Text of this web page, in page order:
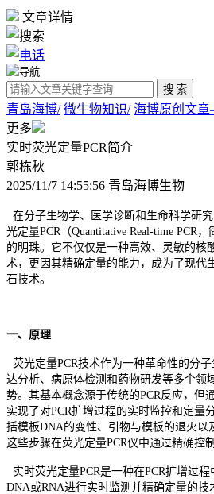
文章详情
青岛海博/ 微生物知识/ 海博原创文
更多
实时荧光定量PCR简介
郭栋秋
2025/11/7 14:55:56 青岛海博生物
在分子生物学、医学诊断和生命科学研
光定量PCR（Quantitative Real-time PCR
的明珠。它不仅仅是一种高效、灵敏的核
术，更因其精确定量的能力，成为了现代
石技术。
一、原理
荧光定量PCR技术作为一种革命性的分
达分析、病原体检测和药物研发等多个领
势。其基本概念源于传统的PCR反应，但
实现了对PCR扩增过程的实时监控和定量
括模板DNA的变性、引物与模板的退火以
这些步骤在荧光定量PCR仪中通过精确控
实时荧光定量PCR是一种在PCR扩增过
DNA或RNA进行实时监测并精确定量的技